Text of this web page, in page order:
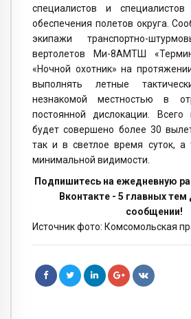
специалистов и
обеспечения полетов округа.
экипажи транспортно-
вертолетов Ми-8АМТШ
«Ночной охотник» на
выполнять летные
незнакомой местностью в
постоянной дислокации.
будет совершено более 30
так и в светлое время суток, а
минимальной видимости.
Подпишитесь на ежедневную
Вконтакте - 5 главных
сообщении!
Источник фото: Комсомольская